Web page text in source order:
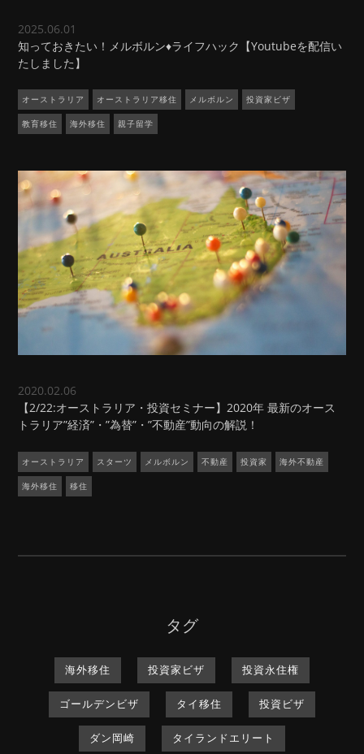
2025.06.01
知っておきたい！メルボルン♦ライフハック【Youtubeを配信い
たしました】
オーストラリア オーストラリア移住 メルボルン 投資家ビザ
教育移住 海外移住 親子留学
2020.02.06
【2/22:オーストラリア・投資セミナー】2020年 最新のオース
トラリア”経済”・”為替”・”不動産”動向の解説！
オーストラリア スターツ メルボルン 不動産 投資家 海外不動産
海外移住 移住
タグ
海外移住 投資家ビザ 投資永住権
ゴールデンビザ タイ移住 投資ビザ
ダン岡崎 タイランドエリート